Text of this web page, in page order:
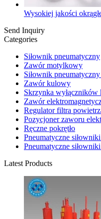
Wysokiej jakości
Send Inquiry
Categories
Siłownik pneumatyczny
Zawór motylkowy
Siłownik
Zawór kulowy
Skrzynka wyłączników
Zawór
Regulator filtra
Pozycjoner zaworu
Ręczne pokrętło
Pneumatyczne
Pneumatyczne
Latest Products